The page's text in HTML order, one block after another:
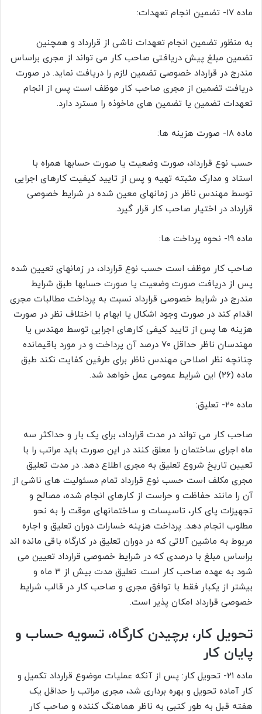
ماده ۱۷- تضمین انجام تعهدات:
به منظور تضمین انجام تعهدات ناشی از قرارداد و همچنین
تضمین مبلغ پیش دریافتی صاحب کار می تواند از مجری براساس
مندرج در قرارداد خصوصی تضمین لازم را دریافت نماید. در صورت
دریافت تضمین از مجری صاحب کار موظف است پس از انجام
تعهدات تضمین یا تضمین های ماخوذه را مسترد دارد.
ماده ۱۸- صورت هزینه ها:
حسب نوع قرارداد، صورت وضعیت یا صورت حسابها همراه با
استاد و مدارک مثبته تهیه و پس از تایید کیفیت کارهای اجرایی
توسط مهندس ناظر در زمانهای معین شده در شرایط خصوصی
قرارداد در اختیار صاحب کار قرار گیرد.
ماده ۱۹- نحوه پرداخت ها:
صاحب کار موظف است حسب نوع قرارداد، در زمانهای تعیین شده
پس از دریافت صورت وضعیت یا صورت حسابها طبق شرایط
مندرج در شرایط خصوصی قرارداد نسبت به پرداخت مطالبات مجری
اقدام کند در صورت وجود اشکال یا ابهام با اختلاف نظر در صورت
هزینه ها پس از تایید کیفی کارهای اجرایی توسط مهندس یا
مهندسان ناظر حداقل ۷۰ درصد آن پرداخت و در مورد باقیمانده
چنانچه نظر اصلاحی مهندس ناظر برای طرفین کفایت نکند طبق
ماده (۲۶) این شرایط عمومی عمل خواهد شد.
ماده ۲۰- تعليق:
صاحب کار می تواند در مدت قرارداد، برای یک بار و حداکثر سه
ماه اجرای ساختمان را معلق کنند در این صورت باید مراتب را با
تعیین تاریخ شروع تعلیق به مجری اطلاع دهد. در مدت تعلیق
مجری مکلف است حسب نوع قرارداد تمام مسئولیت های ناشی از
آن را مانند حفاظت و حراست از کارهای انجام شده، مصالح و
تجهیزات پای کار، تاسیسات و ساختمانهای موقت را به نحو
مطلوب انجام دهد. پرداخت هزینه خسارات دوران تعلیق و اجاره
مربوط به ماشین آلاتی که در دوران تعلیق در کارگاه باقی مانده اند
براساس مبلغ با درصدی که در شرایط خصوصی قرارداد تعیین می
شود به عهده صاحب کار است. تعلیق مدت بیش از ۳ ماه و
بیشتر از یکبار فقط با توافق مجری و صاحب کار در قالب شرایط
خصوصی قرارداد امکان پذیر است.
تحویل کار، برچیدن کارگاه، تسویه حساب و
پایان کار
ماده ۲۱- تحویل کار: پس از آنکه عملیات موضوع قرارداد تکمیل و
کار آماده تحویل و بهره برداری شد، مجری مراتب را حداقل یک
هفته قبل به طور کتبی به ناظر هماهنگ کننده و صاحب کار